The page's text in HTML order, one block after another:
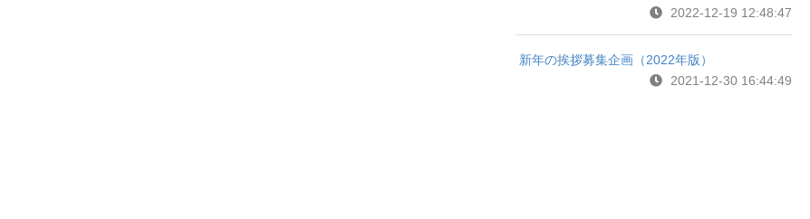
2022-12-19 12:48:47
新年の挨拶募集企画（2022年版）
2021-12-30 16:44:49